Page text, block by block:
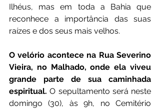
Ilhéus, mas em toda a Bahia que
reconhece a importância das suas
raízes e dos seus mais velhos.
O velório acontece na Rua Severino
Vieira, no Malhado, onde ela viveu
grande parte de sua caminhada
espiritual. O sepultamento será neste
domingo (30), às 9h, no Cemitério